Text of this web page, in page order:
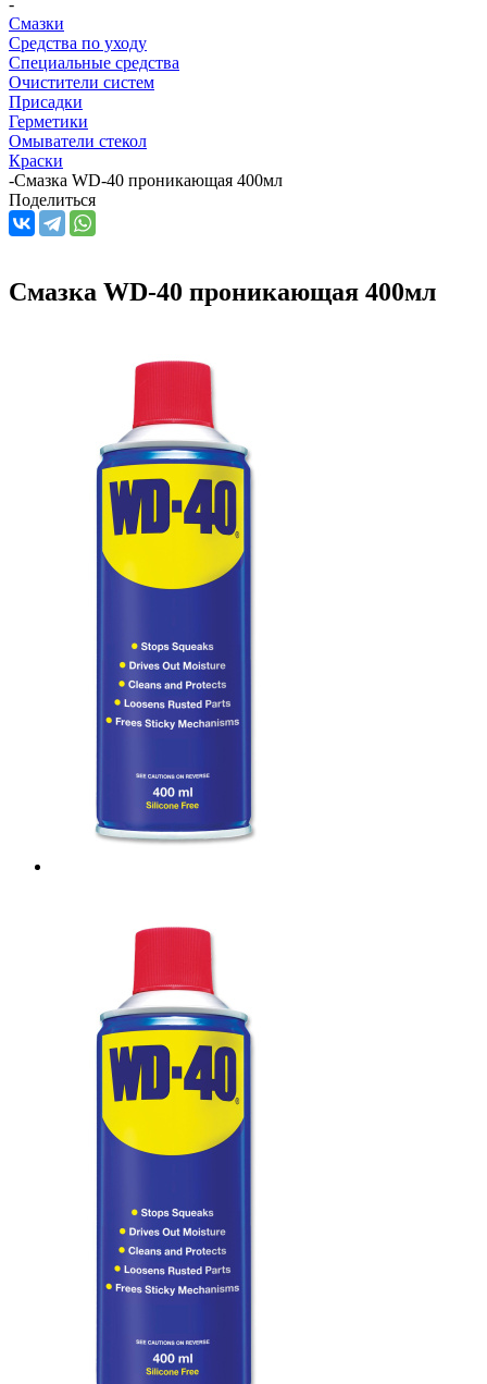
Смазки
Средства по уходу
Специальные средства
Очистители систем
Присадки
Герметики
Омыватели стекол
Краски
-Смазка WD-40 проникающая 400мл
Поделиться
Смазка WD-40 проникающая 400мл